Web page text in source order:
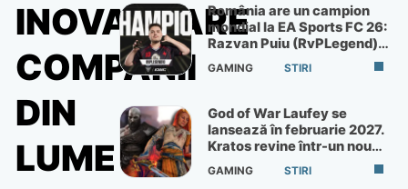
INOVATOARE
COMPANII
DIN
LUME
România are un campion
mondial la EA Sports FC 26:
Razvan Puiu (RvPLegend)
câștigă turneul de la Paris
GAMING STIRI
God of War Laufey se
lansează în februarie 2027.
Kratos revine într-un nou
God of War
GAMING STIRI